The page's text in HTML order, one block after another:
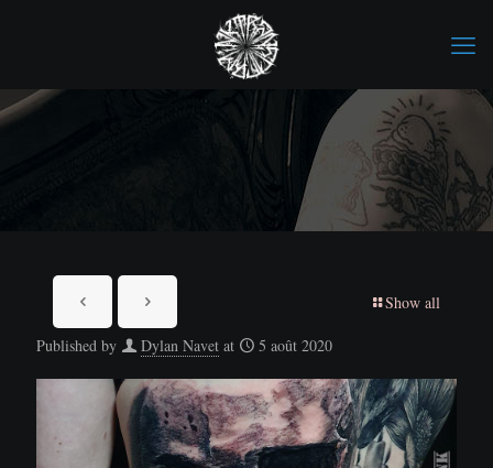
Show all
Published by Dylan Navet at 5 août 2020